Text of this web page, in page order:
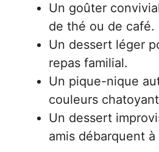
Un goûter
de thé ou de café.
Un dessert léger
repas familial.
Un pique-nique
couleurs
Un dessert
amis débarquent à